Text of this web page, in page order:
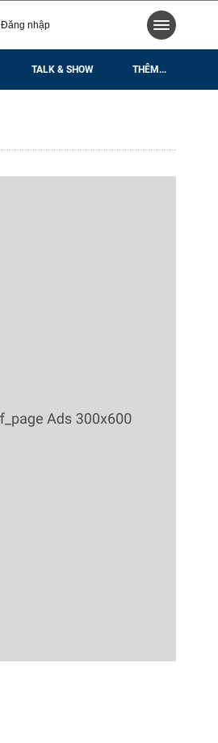
Đăng nhập
TALK & SHOW THÊM...